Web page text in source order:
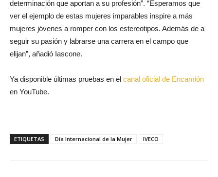
determinación que aportan a su profesión”. “Esperamos que
ver el ejemplo de estas mujeres imparables inspire a más
mujeres jóvenes a romper con los estereotipos. Además de a
seguir su pasión y labrarse una carrera en el campo que
elijan”, añadió Iascone.
Ya disponible últimas pruebas en el canal oficial de Encamión
en YouTube.
ETIQUETAS Día Internacional de la Mujer IVECO